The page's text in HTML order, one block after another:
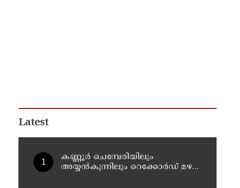
Latest
കണ്ണൂർ ചെമ്പേരിയിലും
അയ്യൻകുന്നിലും റെക്കോർഡ് മഴ ;